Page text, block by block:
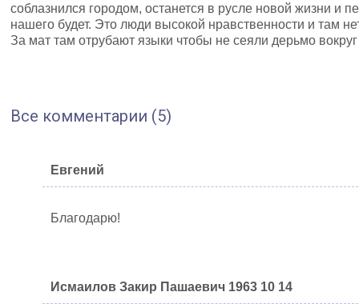
соблазнился городом, останется в русле новой жизни и
нашего будет. Это люди высокой нравственности и там
За мат там отрубают языки чтобы не сеяли дерьмо
Все комментарии (5)
Евгений
Благодарю!
Исмаилов Закир Пашаевич 1963 10 14